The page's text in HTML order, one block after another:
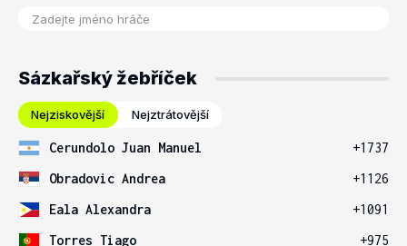
Sázkařský žebříček
Nejziskovější Nejztrátovější
Cerundolo Juan Manuel
+1737
Obradovic Andrea
+1126
Eala Alexandra
+1091
Torres Tiago
+975